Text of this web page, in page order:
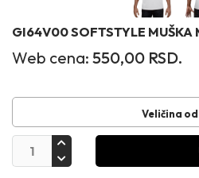
GI64V00 SOFTSTYLE MUŠKA
Web cena: 550,00 RSD.
Veličina